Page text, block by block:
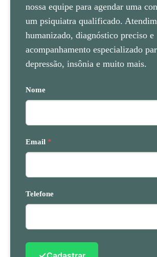
nossa equipe para agendar uma
um psiquiatra qualificado.
humanizado, diagnóstico preciso e
acompanhamento especializado
depressão, insônia e muito mais.
Nome
Email *
Telefone